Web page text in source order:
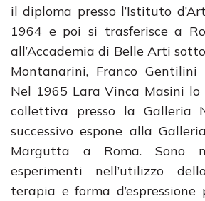
il diploma presso l’Istituto
1964 e poi si trasferisce a
all’Accademia di Belle Arti
Montanarini, Franco
Nel 1965 Lara Vinca Masini
collettiva presso la Galleria
successivo espone alla
Margutta a Roma. Sono
esperimenti nell’utilizzo
terapia e forma d’espressione